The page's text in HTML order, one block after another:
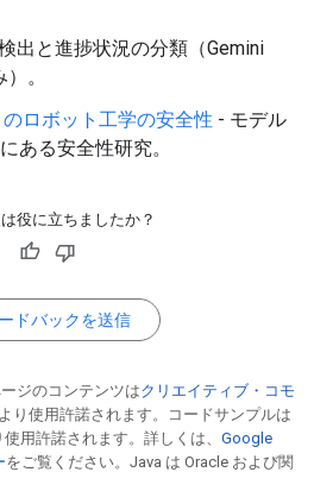
出と進捗状況の分類（Gemini
。
ロボット工学の安全性 - モデル
ある安全性研究。
役に立ちましたか？
ドバックを送信
ジのコンテンツはクリエイティブ・コモ
り使用許諾されます。コードサンプルは
使用許諾されます。詳しくは、 Google
をご覧ください。Java は Oracle および関